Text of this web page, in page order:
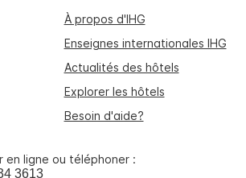
À propos d'IHG
Enseignes internationales IHG
Actualités des hôtels
Explorer les hôtels
Besoin d'aide?
en ligne ou téléphoner :
3613